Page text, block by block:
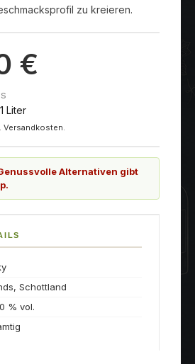
zu kreieren.
€
Liter
Versandkosten.
Alternativen gibt
Schottland
% vol.